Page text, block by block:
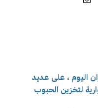
اليوم ، على عديد
لتخزين الحبوب